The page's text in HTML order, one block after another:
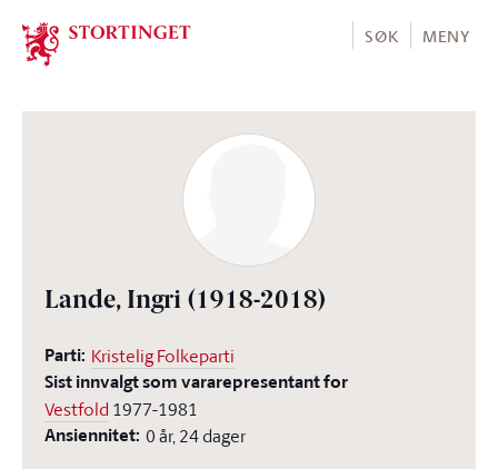
Stortinget.no
SØK MENY
Lande, Ingri (1918-2018)
Parti: Kristelig Folkeparti
Sist innvalgt som vararepresentant for
Vestfold 1977-1981
Ansiennitet: 0 år, 24 dager